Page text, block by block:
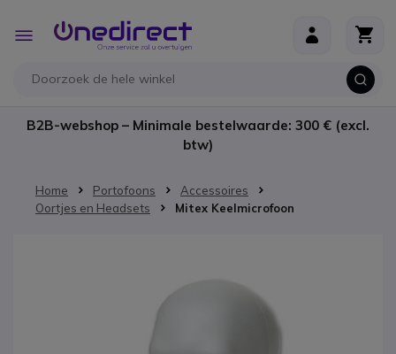
Toggle
Nav
B2B-webshop – Minimale bestelwaarde: 300 € (excl.
btw)
Home Portofoons
Accessoires
Oortjes en Headsets
Mitex Keelmicrofoon